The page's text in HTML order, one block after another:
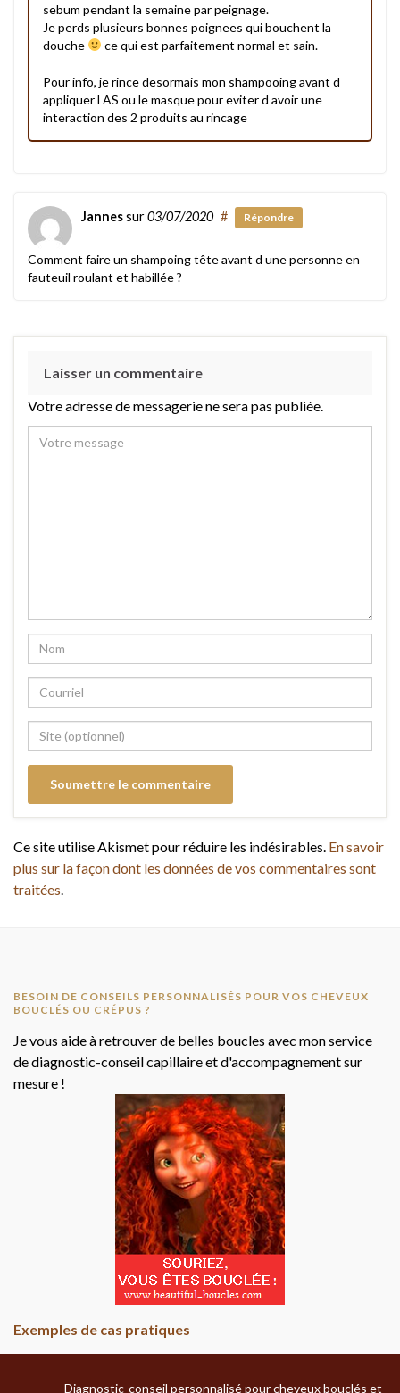
sebum pendant la semaine par peignage.
Je perds plusieurs bonnes poignees qui bouchent la
douche
ce qui est parfaitement normal et sain.
Pour info, je rince desormais mon shampooing avant d
appliquer l AS ou le masque pour eviter d avoir une
interaction des 2 produits au rincage
Jannessur03/07/2020 # Répondre
Comment faire un shampoing tête avant d une personne en
fauteuil roulant et habillée ?
Laisser un commentaire
Votre adresse de messagerie ne sera pas publiée.
Ce site utilise Akismet pour réduire les indésirables. En savoir
plus sur la façon dont les données de vos commentaires sont
traitées.
BESOIN DE CONSEILS PERSONNALISÉS POUR VOS CHEVEUX
BOUCLÉS OU CRÉPUS ?
Je vous aide à retrouver de belles boucles avec mon service
de diagnostic-conseil capillaire et d'accompagnement sur
mesure !
Exemples de cas pratiques
Diagnostic-conseil personnalisé pour cheveux bouclés et